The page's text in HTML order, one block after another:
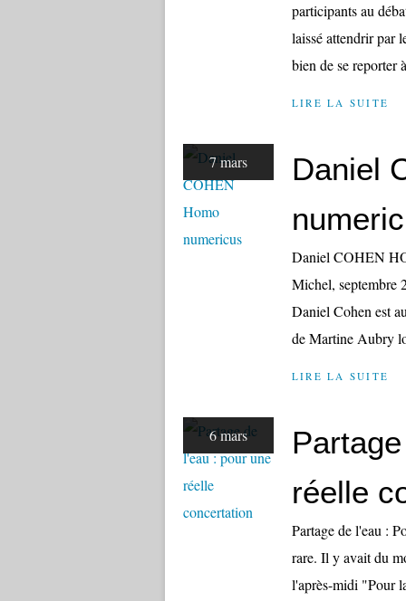
participants au
laissé attendrir par
bien de se reporter
LIRE LA SUITE
7 mars
Daniel
Daniel COHEN
Michel, septembre
Daniel Cohen est
de Martine Aubry
LIRE LA SUITE
6 mars
réelle
Partage de l'eau :
rare. Il y avait du
l'après-midi "Pour